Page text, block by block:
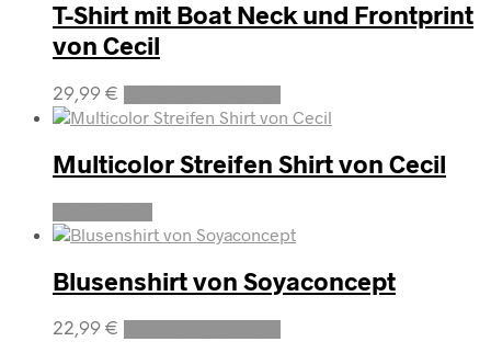
mehrere
Varianten
Optionen
können
auf
der
Produktseite
T-Shirt mit Boat Neck und Frontprint
von Cecil
29,99 €
Dieses
Produkt
weist
mehrere
Varianten
Optionen
auf
der
Produktseite
gewählt
Multicolor Streifen Shirt von Cecil
Blusenshirt von Soyaconcept
22,99 €
Dieses